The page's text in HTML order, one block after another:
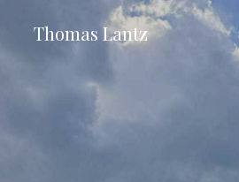
Thomas Lantz